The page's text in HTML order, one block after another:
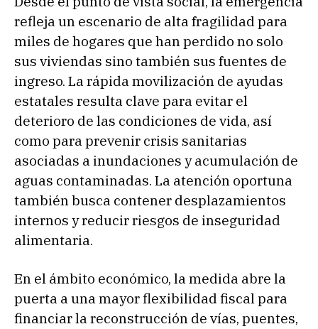
refleja un escenario de alta fragilidad para
miles de hogares que han perdido no solo
sus viviendas sino también sus fuentes de
ingreso. La rápida movilización de ayudas
estatales resulta clave para evitar el
deterioro de las condiciones de vida, así
como para prevenir crisis sanitarias
asociadas a inundaciones y acumulación de
aguas contaminadas. La atención oportuna
también busca contener desplazamientos
internos y reducir riesgos de inseguridad
alimentaria.
En el ámbito económico, la medida abre la
puerta a una mayor flexibilidad fiscal para
financiar la reconstrucción de vías, puentes,